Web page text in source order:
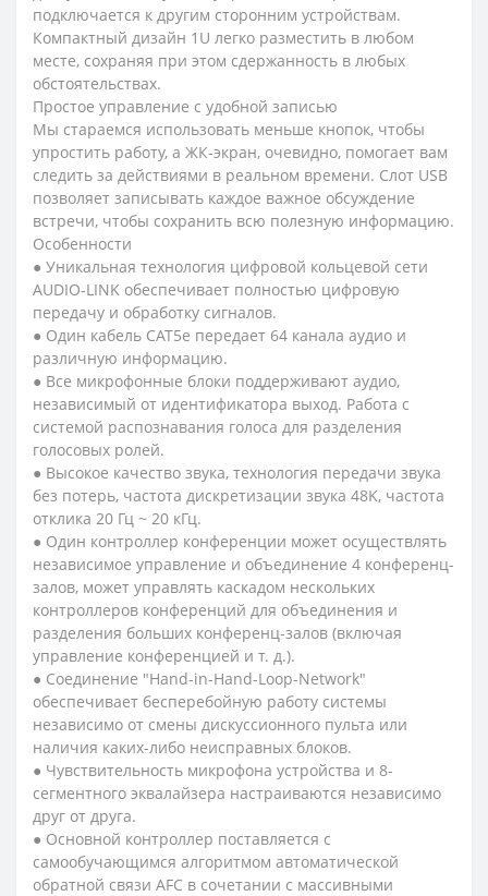
подключается к другим сторонним устройствам.
Компактный дизайн 1U легко разместить в любом
месте, сохраняя при этом сдержанность в любых
обстоятельствах.
Простое управление с удобной записью
Мы стараемся использовать меньше кнопок, чтобы
упростить работу, а ЖК-экран, очевидно, помогает вам
следить за действиями в реальном времени. Слот USB
позволяет записывать каждое важное обсуждение
встречи, чтобы сохранить всю полезную информацию.
Особенности
● Уникальная технология цифровой кольцевой сети
AUDIO-LINK обеспечивает полностью цифровую
передачу и обработку сигналов.
● Один кабель CAT5e передает 64 канала аудио и
различную информацию.
● Все микрофонные блоки поддерживают аудио,
независимый от идентификатора выход. Работа с
системой распознавания голоса для разделения
голосовых ролей.
● Высокое качество звука, технология передачи звука
без потерь, частота дискретизации звука 48K, частота
отклика 20 Гц ~ 20 кГц.
● Один контроллер конференции может осуществлять
независимое управление и объединение 4 конференц-
залов, может управлять каскадом нескольких
контроллеров конференций для объединения и
разделения больших конференц-залов (включая
управление конференцией и т. д.).
● Соединение "Hand-in-Hand-Loop-Network"
обеспечивает бесперебойную работу системы
независимо от смены дискуссионного пульта или
наличия каких-либо неисправных блоков.
● Чувствительность микрофона устройства и 8-
сегментного эквалайзера настраиваются независимо
друг от друга.
● Основной контроллер поставляется с
самообучающимся алгоритмом автоматической
обратной связи AFC в сочетании с массивными